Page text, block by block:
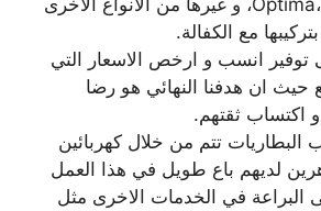
مع الكفالة.
انسب و ارخص الاسعار التي
حيث ان هدفنا النهائي هو رضا
و اكتساب ثقتهم.
البطاريات تتم من خلال كهربائين
لديهم باع طويل في هذا العمل
البراعة في الخدمات الاخرى مثل